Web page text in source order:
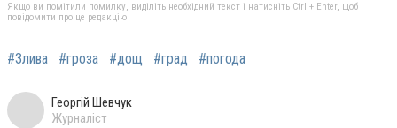
Якщо ви помітили помилку, виділіть необхідний текст і натисніть Ctrl + Enter, щоб
повідомити про це редакцію
#Злива #гроза #дощ #град #погода
Георгій Шевчук
Журналіст